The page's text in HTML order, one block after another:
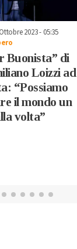
2023 - 05:35
Buonista” di
Loizzi ad
“Possiamo
il mondo un
volta”